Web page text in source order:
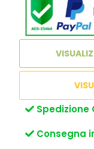
Spedizione
Consegna